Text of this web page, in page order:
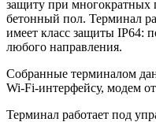
защиту при многократных
бетонный пол. Терминал
имеет класс защиты IP64:
любого направления.
Собранные терминалом
Wi-Fi-интерфейсу, модем
Терминал работает под